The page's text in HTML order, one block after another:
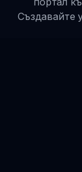
Създавайте